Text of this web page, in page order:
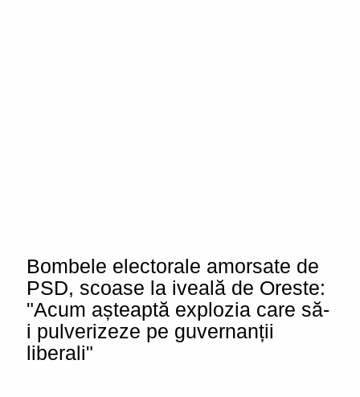
Bombele electorale amorsate de
PSD, scoase la iveală de Oreste:
"Acum așteaptă explozia care să-
i pulverizeze pe guvernanții
liberali"